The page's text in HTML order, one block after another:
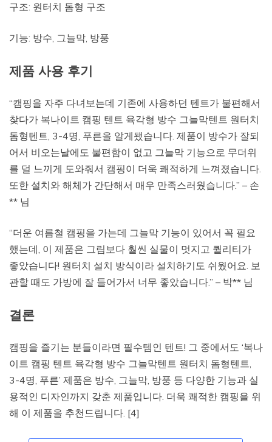
구조: 원터치 돔형 구조
기능: 방수, 그늘막, 방풍
제품 사용 후기
“캠핑을 자주 다녀보는데 기존에 사용하던 텐트가 불편해서
찾다가 복나이트 캠핑 텐트 육각형 방수 그늘막텐트 원터치
돔형텐트, 3-4명, 푸른을 알게됐습니다. 제품이 방수가 잘되
어서 비오는날에도 불편함이 없고 그늘막 기능으로 무더위
를 덜 느끼게 도와줘서 캠핑이 더욱 쾌적하게 느껴졌습니다.
또한 설치와 해체가 간단해서 매우 만족스러웠습니다.” – 손
** 님
“더운 여름철 캠핑을 가는데 그늘막 기능이 있어서 꼭 필요
했는데, 이 제품은 그림보다 훨씬 실물이 멋지고 퀄리티가
좋았습니다! 원터치 설치 방식이라 설치하기도 쉬웠어요. 보
관할 때도 가방에 잘 들어가서 너무 좋았습니다.” – 박** 님
결론
캠핑을 즐기는 분들이라면 필수템인 텐트! 그 중에서도 ‘복나
이트 캠핑 텐트 육각형 방수 그늘막텐트 원터치 돔형텐트,
3-4명, 푸른’ 제품은 방수, 그늘막, 방풍 등 다양한 기능과 실
용적인 디자인까지 갖춘 제품입니다. 더욱 쾌적한 캠핑을 위
해 이 제품을 추천드립니다. [4]